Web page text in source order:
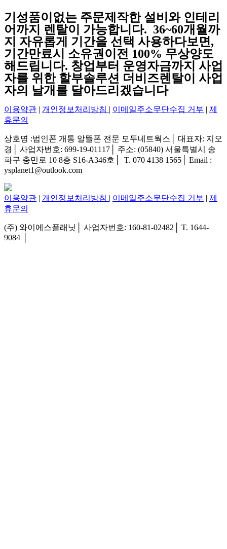
기성품이없는 주문제작한 설비와 인테리
어까지 렌탈이 가능합니다. 36~60개월까
지 자유롭게 기간을 선택 사용하다보면,
기간만료시 소유권이전 100% 무상양도
해드립니다. 창업부터 운영자금까지 사업
자를 위한 할부솔루션 더비즈렌탈이 사업
자의 날개를 달아드리겠습니다
이용약관 | 개인정보처리방침 | 이메일주소무단수집 거부 | 제
휴문의
상호명 :법인폰 개통 알뜰폰 전문 모두네트웍스│ 대표자: 지오
경│ 사업자번호: 699-19-01117│ 주소: (05840) 서울특별시 송
파구 충민로 10 8층 S16-A346호│ T. 070 4138 1565│ Email :
ysplanet1@outlook.com
이용약관 | 개인정보처리방침 | 이메일주소무단수집 거부 | 제
휴문의
(주) 와이에스플래닛│ 사업자번호: 160-81-02482│ T. 1644-
9084 │